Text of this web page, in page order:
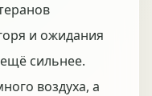
и ожидания
сильнее.
воздуха, а